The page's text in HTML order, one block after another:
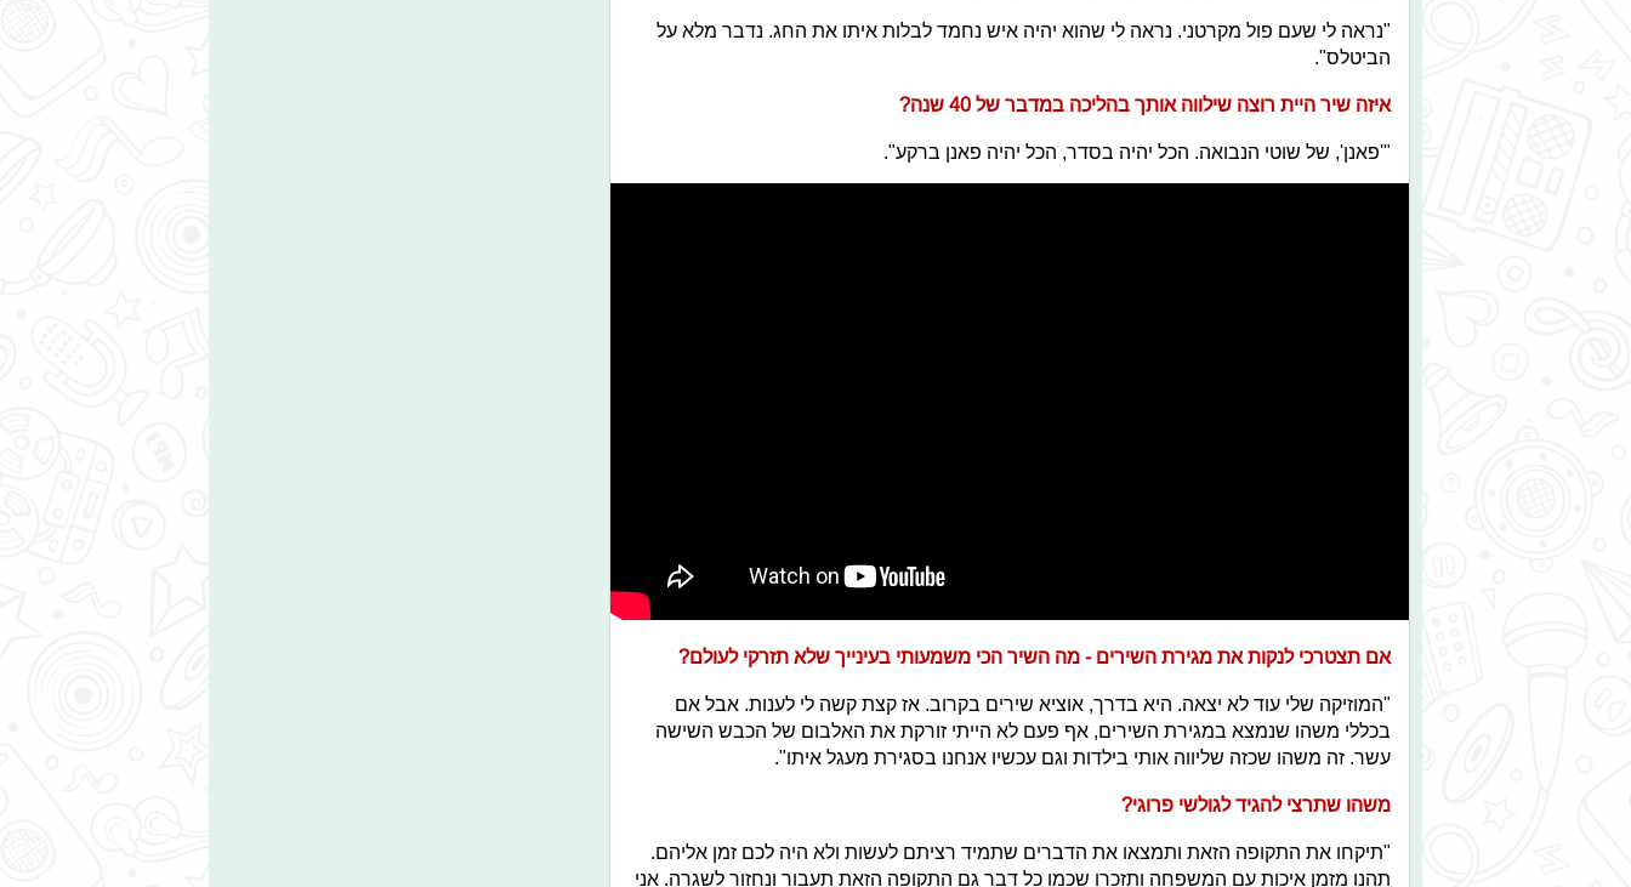
"נראה לי שעם פול מקרטני. נראה לי שהוא יהיה איש נחמד לבלות איתו את החג. נדבר מלא על
הביטלס".
איזה שיר היית רוצה שילווה אותך בהליכה במדבר של 40 שנה?
"'פאנן', של שוטי הנבואה. הכל יהיה בסדר, הכל יהיה פאנן ברקע".
אם תצטרכי לנקות את מגירת השירים - מה השיר הכי משמעותי בעינייך שלא תזרקי לעולם?
"המוזיקה שלי עוד לא יצאה. היא בדרך, אוציא שירים בקרוב. אז קצת קשה לי לענות. אבל אם
בכללי משהו שנמצא במגירת השירים, אף פעם לא הייתי זורקת את האלבום של הכבש השישה
עשר. זה משהו שכזה שליווה אותי בילדות וגם עכשיו אנחנו בסגירת מעגל איתו".
משהו שתרצי להגיד לגולשי פרוגי?
"תיקחו את התקופה הזאת ותמצאו את הדברים שתמיד רציתם לעשות ולא היה לכם זמן אליהם.
תהנו מזמן איכות עם המשפחה ותזכרו שכמו כל דבר גם התקופה הזאת תעבור ונחזור לשגרה. אני